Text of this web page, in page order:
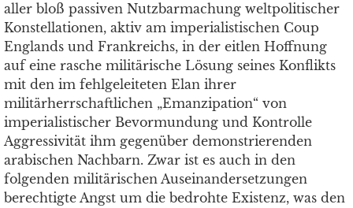
aller bloß passiven Nutzbarmachung weltpolitischer
Konstellationen, aktiv am imperialistischen Coup
Englands und Frankreichs, in der eitlen Hoffnung
auf eine rasche militärische Lösung seines Konflikts
mit den im fehlgeleiteten Elan ihrer
militärherrschaftlichen „Emanzipation“ von
imperialistischer Bevormundung und Kontrolle
Aggressivität ihm gegenüber demonstrierenden
arabischen Nachbarn. Zwar ist es auch in den
folgenden militärischen Auseinandersetzungen
berechtigte Angst um die bedrohte Existenz, was den